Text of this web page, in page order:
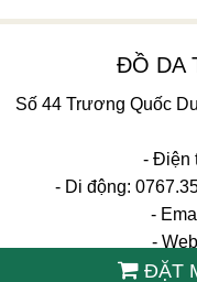
ĐẶT
ĐỒ DA
Số 44 Trương Quốc
- Điện
- Di động:
-
-